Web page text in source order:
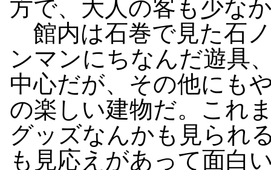
方で、大人の客も少な
館内は石巻で見た石
ンマンにちなんだ遊具
中心だが、その他にも
の楽しい建物だ。これ
グッズなんかも見られ
も見応えがあって面白